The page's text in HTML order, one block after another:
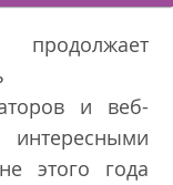
и веб-
этого года